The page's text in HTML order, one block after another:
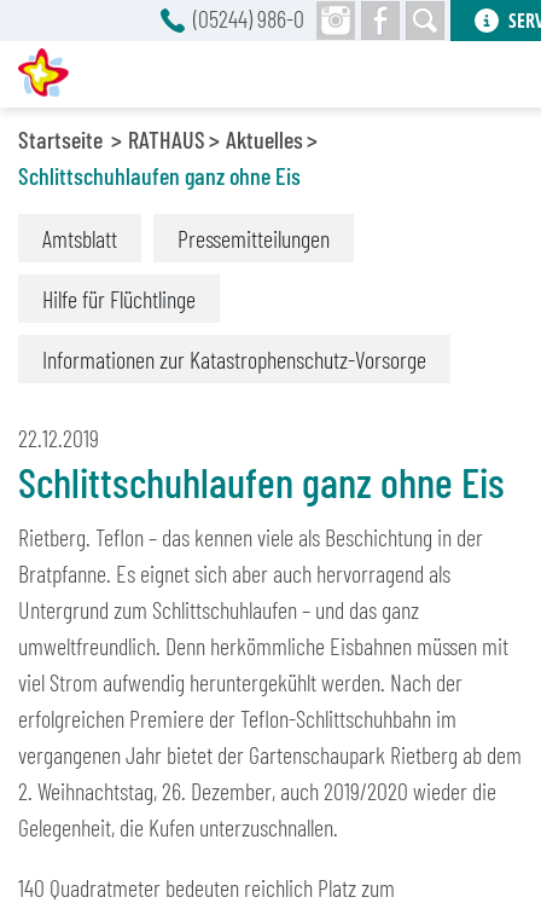
Startseite RATHAUS
Aktuelles
Schlittschuhlaufen ganz ohne Eis
Amtsblatt Pressemitteilungen
Hilfe für Flüchtlinge
Informationen zur Katastrophenschutz-Vorsorge
22.12.2019
Schlittschuhlaufen ganz ohne Eis
Rietberg. Teflon – das kennen viele als Beschichtung in der
Bratpfanne. Es eignet sich aber auch hervorragend als
Untergrund zum Schlittschuhlaufen – und das ganz
umweltfreundlich. Denn herkömmliche Eisbahnen müssen mit
viel Strom aufwendig heruntergekühlt werden. Nach der
erfolgreichen Premiere der Teflon-Schlittschuhbahn im
vergangenen Jahr bietet der Gartenschaupark Rietberg ab dem
2. Weihnachtstag, 26. Dezember, auch 2019/2020 wieder die
Gelegenheit, die Kufen unterzuschnallen.
140 Quadratmeter bedeuten reichlich Platz zum
(05244) 986-0